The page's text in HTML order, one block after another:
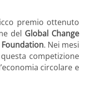
premio ottenuto
del Global Change
Foundation. Nei mesi
competizione
circolare e